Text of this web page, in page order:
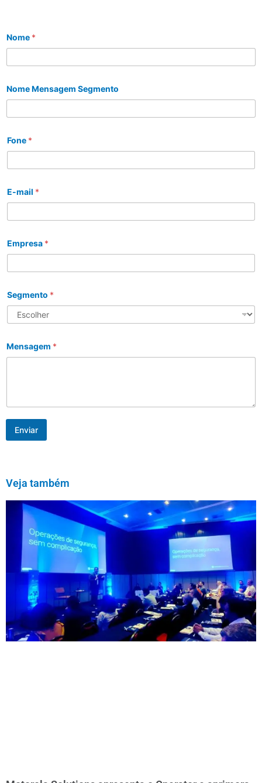
Nome *
Nome Mensagem Segmento
Fone *
E-mail *
Empresa *
Segmento *
Mensagem *
Enviar
Veja também